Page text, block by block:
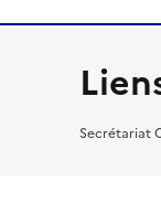
Secrétariat